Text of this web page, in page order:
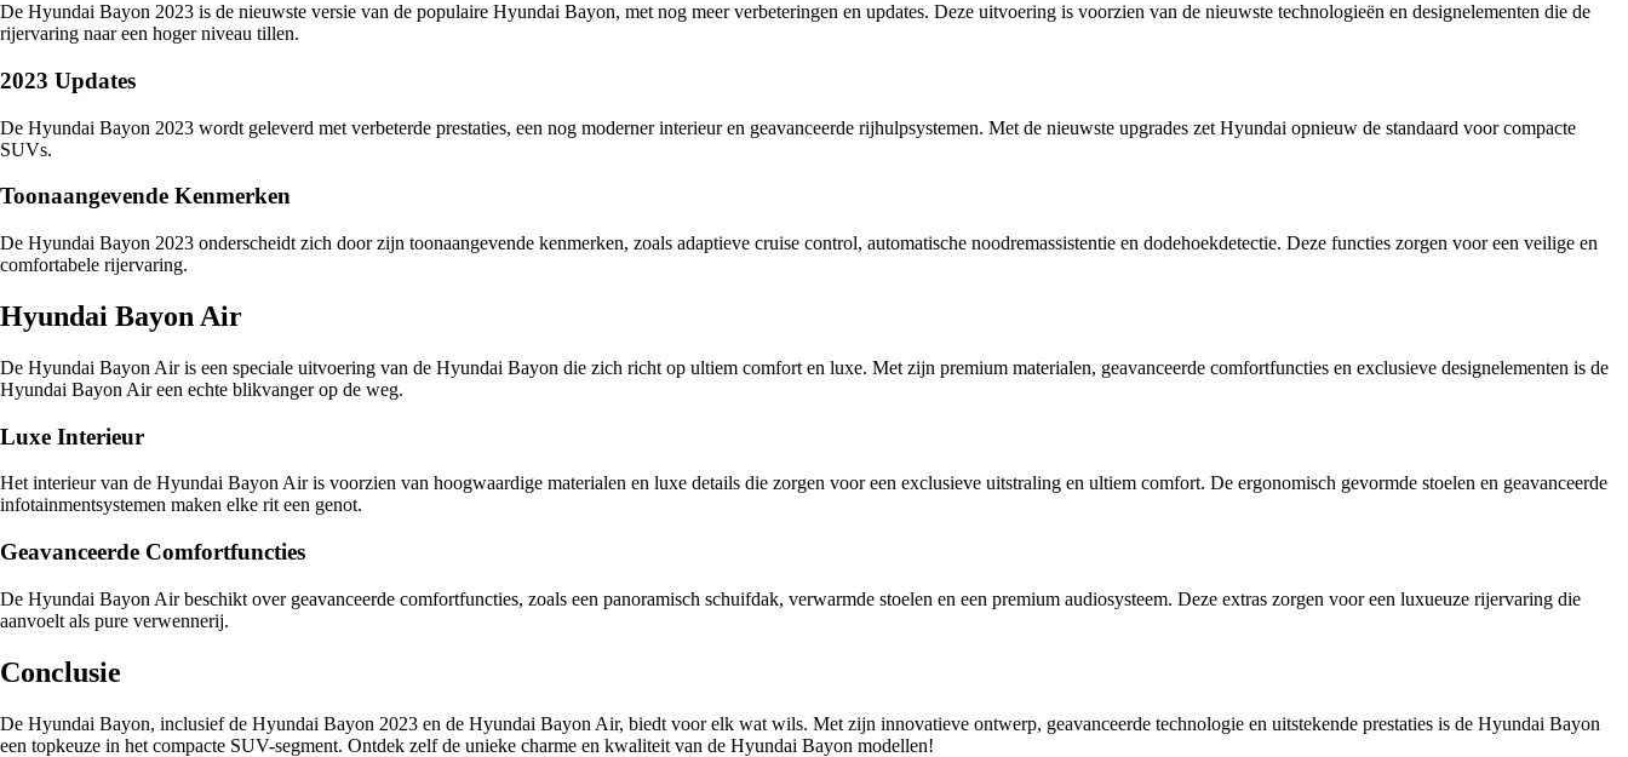
De Hyundai Bayon 2023 is de nieuwste versie van de populaire Hyundai Bayon, met nog meer verbeteringen en updates. Deze uitvoering is voorzien van de nieuwste technologieën en designelementen die de
rijervaring naar een hoger niveau tillen.
2023 Updates
De Hyundai Bayon 2023 wordt geleverd met verbeterde prestaties, een nog moderner interieur en geavanceerde rijhulpsystemen. Met de nieuwste upgrades zet Hyundai opnieuw de standaard voor compacte
SUVs.
Toonaangevende Kenmerken
De Hyundai Bayon 2023 onderscheidt zich door zijn toonaangevende kenmerken, zoals adaptieve cruise control, automatische noodremassistentie en dodehoekdetectie. Deze functies zorgen voor een veilige en
comfortabele rijervaring.
Hyundai Bayon Air
De Hyundai Bayon Air is een speciale uitvoering van de Hyundai Bayon die zich richt op ultiem comfort en luxe. Met zijn premium materialen, geavanceerde comfortfuncties en exclusieve designelementen is de
Hyundai Bayon Air een echte blikvanger op de weg.
Luxe Interieur
Het interieur van de Hyundai Bayon Air is voorzien van hoogwaardige materialen en luxe details die zorgen voor een exclusieve uitstraling en ultiem comfort. De ergonomisch gevormde stoelen en geavanceerde
infotainmentsystemen maken elke rit een genot.
Geavanceerde Comfortfuncties
De Hyundai Bayon Air beschikt over geavanceerde comfortfuncties, zoals een panoramisch schuifdak, verwarmde stoelen en een premium audiosysteem. Deze extras zorgen voor een luxueuze rijervaring die
aanvoelt als pure verwennerij.
Conclusie
De Hyundai Bayon, inclusief de Hyundai Bayon 2023 en de Hyundai Bayon Air, biedt voor elk wat wils. Met zijn innovatieve ontwerp, geavanceerde technologie en uitstekende prestaties is de Hyundai Bayon
een topkeuze in het compacte SUV-segment. Ontdek zelf de unieke charme en kwaliteit van de Hyundai Bayon modellen!